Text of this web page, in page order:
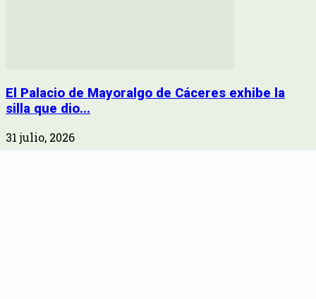
El Palacio de Mayoralgo de Cáceres exhibe la
silla que dio...
31 julio, 2026